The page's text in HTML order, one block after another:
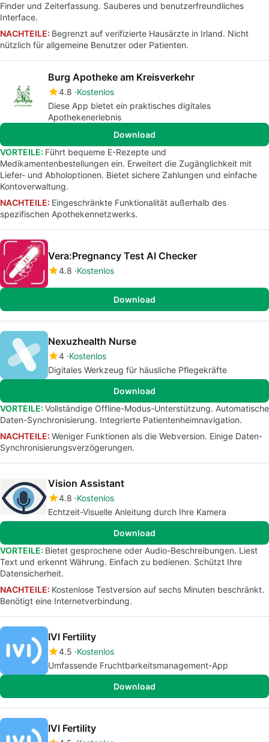
Finder und Zeiterfassung. Sauberes und benutzerfreundliches
Interface.
NACHTEILE: Begrenzt auf verifizierte Hausärzte in Irland. Nicht
nützlich für allgemeine Benutzer oder Patienten.
Burg Apotheke am Kreisverkehr
4.8 Kostenlos
Diese App bietet ein praktisches digitales
Apothekenerlebnis
Download
VORTEILE: Führt bequeme E-Rezepte und
Medikamentenbestellungen ein. Erweitert die Zugänglichkeit mit
Liefer- und Abholoptionen. Bietet sichere Zahlungen und einfache
Kontoverwaltung.
NACHTEILE: Eingeschränkte Funktionalität außerhalb des
spezifischen Apothekennetzwerks.
Vera:Pregnancy Test AI Checker
4.8 Kostenlos
Download
Nexuzhealth Nurse
4 Kostenlos
Digitales Werkzeug für häusliche Pflegekräfte
Download
VORTEILE: Vollständige Offline-Modus-Unterstützung. Automatische
Daten-Synchronisierung. Integrierte Patientenheimnavigation.
NACHTEILE: Weniger Funktionen als die Webversion. Einige Daten-
Synchronisierungsverzögerungen.
Vision Assistant
4.8 Kostenlos
Echtzeit-Visuelle Anleitung durch Ihre Kamera
Download
VORTEILE: Bietet gesprochene oder Audio-Beschreibungen. Liest
Text und erkennt Währung. Einfach zu bedienen. Schützt Ihre
Datensicherheit.
NACHTEILE: Kostenlose Testversion auf sechs Minuten beschränkt.
Benötigt eine Internetverbindung.
IVI Fertility
4.5 Kostenlos
Umfassende Fruchtbarkeitsmanagement-App
Download
IVI Fertility